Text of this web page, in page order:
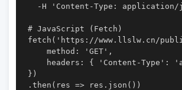
-H 'Content-Type: application/
# JavaScript (Fetch)
fetch('https://www.llslw.cn/
    method: 'GET',
headers: { 'Content-Type':
})
.then(res => res.json())